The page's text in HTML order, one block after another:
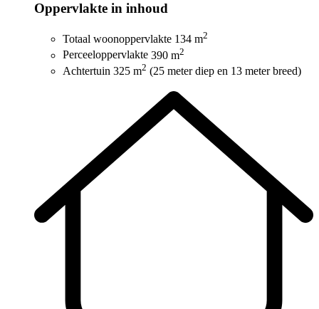
Oppervlakte in inhoud
Totaal woonoppervlakte 134 m2
Perceeloppervlakte 390 m2
Achtertuin 325 m2 (25 meter diep en 13 meter breed)